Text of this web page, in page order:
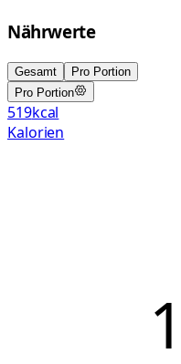
Nährwerte
Gesamt
Pro Portion
Pro Portion
519kcal
Kalorien